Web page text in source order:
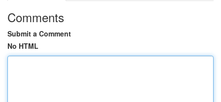
Comments
Submit a Comment
No HTML